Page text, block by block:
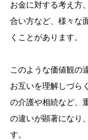
お金に対する考え方
合い方など、様々な
くことがあります。
このような価値観の
お互いを理解しづら
の介護や相続など、
の違いが顕著になり
す。